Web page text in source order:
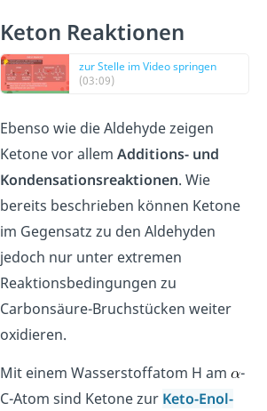
Keton Reaktionen
zur Stelle im Video springen
(03:09)
Ebenso wie die Aldehyde zeigen
Ketone vor allemAdditions- und
Kondensationsreaktionen. Wie
bereits beschrieben können Ketone
im Gegensatz zu den Aldehyden
jedoch nur unter extremen
Reaktionsbedingungen zu
Carbonsäure-Bruchstücken weiter
oxidieren.
Mit einem Wasserstoffatom H am -
C-Atom sind Ketone zur Keto-Enol-